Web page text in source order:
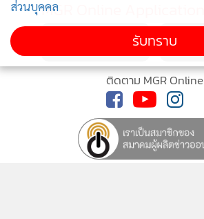
MGR Online Application
ติดตาม MGR Online
ส่วนบุคคล
รับทราบ